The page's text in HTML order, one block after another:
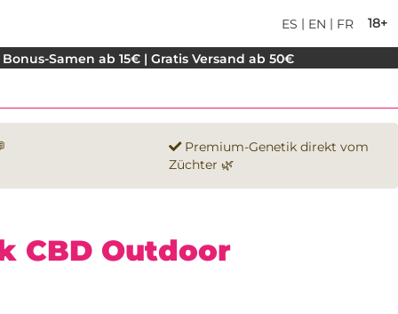
18+
ES | EN | FR
Samen ab 15€ | Gratis Versand ab 50€
Premium-Genetik direkt vom
Züchter 🌿
CBD Outdoor